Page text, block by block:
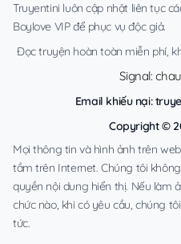
Truyentini luôn cập nhật liên tục
Boylove VIP để phục vụ độc giả.
Đọc truyện hoàn toàn miễn phí,
Signal:
Email khiếu nại:
Copyright ©
Mọi thông tin và hình ảnh trên
tầm trên Internet. Chúng tôi
quyền nội dung hiển thị. Nếu làm
chức nào, khi có yêu cầu, chúng
tức.